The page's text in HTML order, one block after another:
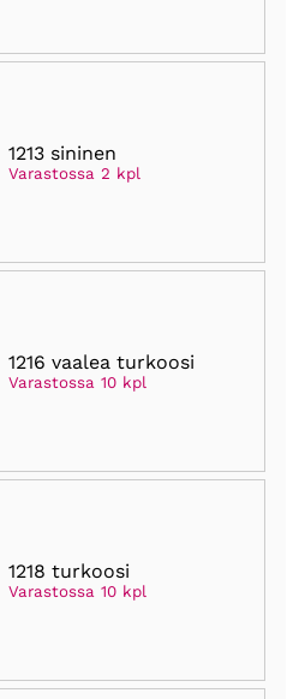
1213 sininen
Varastossa 2 kpl
1216 vaalea turkoosi
Varastossa 10 kpl
1218 turkoosi
Varastossa 10 kpl